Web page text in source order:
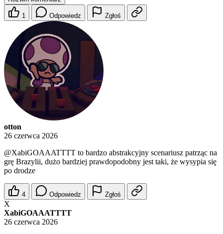
1 Odpowiedz Zgłoś
otton
26 czerwca 2026
@XabiGOAAATTTT to bardzo abstrakcyjny scenariusz patrząc na
grę Brazylii, dużo bardziej prawdopodobny jest taki, że wysypia się
po drodze
4 Odpowiedz Zgłoś
X
XabiGOAAATTTT
26 czerwca 2026